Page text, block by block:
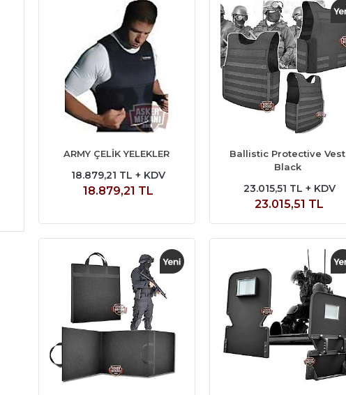
ARMY ÇELİK YELEKLER
18.879,21 TL + KDV
18.879,21 TL
Ballistic Protective Vest
Black
23.015,51 TL + KDV
23.015,51 TL